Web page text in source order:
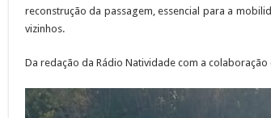
reconstrução da passagem, essencial para a
vizinhos.
Da redação da Rádio Natividade com a colaboração